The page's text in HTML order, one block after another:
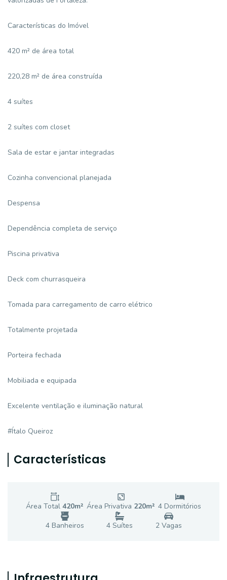
Características do Imóvel
420 m² de área total
220,28 m² de área construída
4 suítes
2 suítes com closet
Sala de estar e jantar integradas
Cozinha convencional planejada
Despensa
Dependência completa de serviço
Piscina privativa
Deck com churrasqueira
Tomada para carregamento de carro elétrico
Totalmente projetada
Porteira fechada
Mobiliada e equipada
Excelente ventilação e iluminação natural
#Ítalo Queiroz
Características
Área Total 420m² Área Privativa 220m² 4 Dormitórios
4Banheiros 4 Suítes 2Vagas